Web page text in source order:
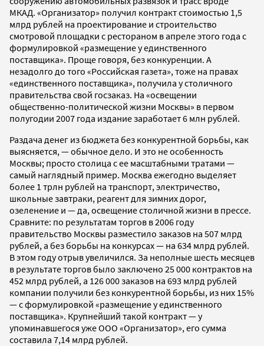
МКАД. «Организатор» получил контракт стоимостью 1,5
млрд рублей на проектирование и строительство
смотровой площадки с рестораном в апреле этого года с
формулировкой «размещение у единственного
поставщика». Проще говоря, без конкуренции. А
незадолго до того «Российская газета», тоже на правах
«единственного поставщика», получила у столичного
правительства свой госзаказ. На «освещении
общественно-политической жизни Москвы» в первом
полугодии 2007 года издание заработает 6 млн рублей.
Раздача денег из бюджета без конкурентной борьбы, как
выясняется, — обычное дело. И это не особенность
Москвы; просто столица с ее масштабными тратами —
самый наглядный пример. Москва ежегодно выделяет
более 1 трлн рублей на транспорт, электричество,
школьные завтраки, реагент для зимних дорог,
озеленение и — да, освещение столичной жизни в прессе.
Сравните: по результатам торгов в 2006 году
правительство Москвы разместило заказов на 507 млрд
рублей, а без борьбы на конкурсах — на 634 млрд рублей.
В этом году отрыв увеличился. За неполные шесть месяцев
в результате торгов было заключено 25 000 контрактов на
452 млрд рублей, а 126 000 заказов на 693 млрд рублей
компании получили без конкурентной борьбы, из них 15%
— с формулировкой «размещение у единственного
поставщика». Крупнейший такой контракт — у
упоминавшегося уже ООО «Организатор», его сумма
составила 7,14 млрд рублей.